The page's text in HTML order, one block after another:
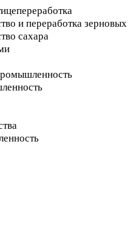
и переработка зерновых
сахара